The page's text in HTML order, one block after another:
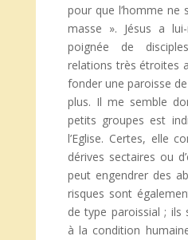
pour que l’homme ne
masse ». Jésus a
poignée de
relations très étroites
fonder une paroisse
plus. Il me semble
petits groupes est
l’Eglise. Certes, elle
dérives sectaires ou
peut engendrer des
risques sont
de type paroissial ; ils
à la condition